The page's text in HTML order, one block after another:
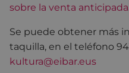
sobre la venta anticipada
Se puede obtener más
taquilla, en el teléfono
kultura@eibar.eus